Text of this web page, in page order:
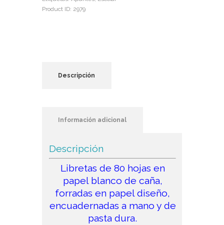
Product ID: 2979
Descripción
Información adicional
Descripción
Libretas de 80 hojas en
papel blanco de caña,
forradas en papel diseño,
encuadernadas a mano y de
pasta dura.